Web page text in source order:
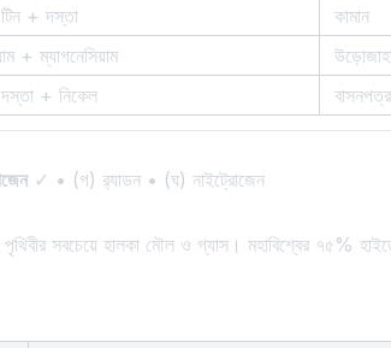
+ দস্তা
কামান
+ ম্যাগনেসিয়াম
+ নিকেল বাসনপত্র
✓ • (গ) র‌্যাডন • (ঘ) নাইট্রোজেন
সবচেয়ে হালকা মৌল ও গ্যাস। মহাবিশ্বের ৭৫%